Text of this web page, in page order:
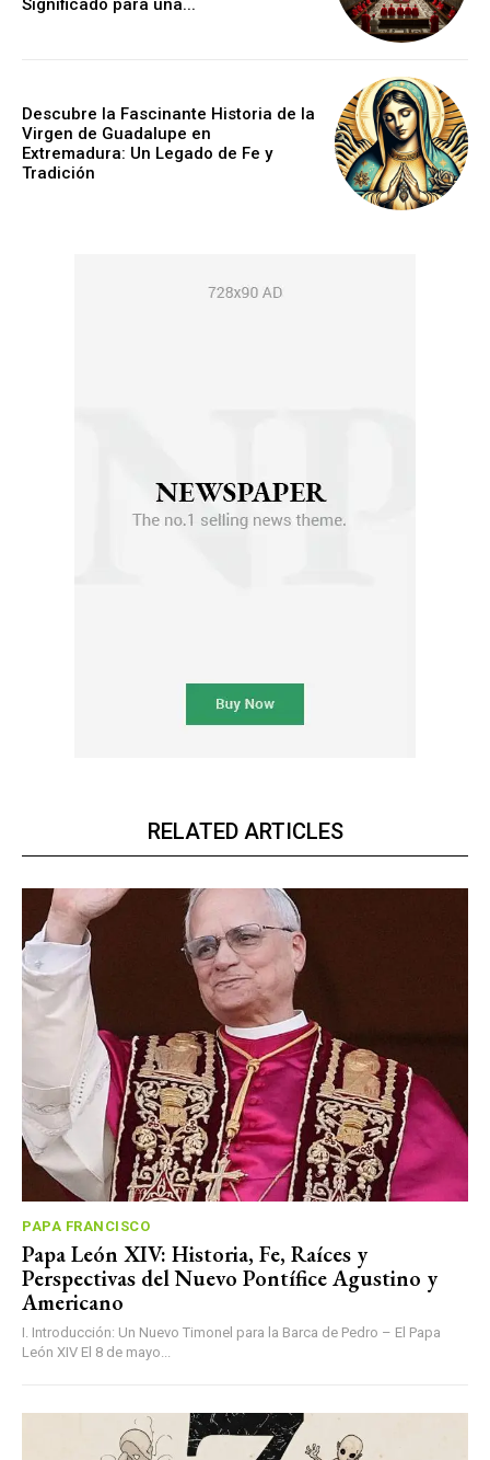
Significado para una...
Descubre la Fascinante Historia de la
Virgen de Guadalupe en
Extremadura: Un Legado de Fe y
Tradición
RELATED ARTICLES
PAPA FRANCISCO
Papa León XIV: Historia, Fe, Raíces y
Perspectivas del Nuevo Pontífice Agustino y
Americano
I. Introducción: Un Nuevo Timonel para la Barca de Pedro – El Papa
León XIV El 8 de mayo...